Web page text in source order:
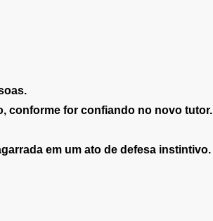
conforme for confiando no novo tutor.
em um ato de defesa instintivo.